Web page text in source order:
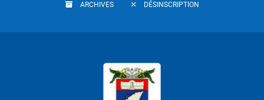
ARCHIVES DÉSINSCRIPTION